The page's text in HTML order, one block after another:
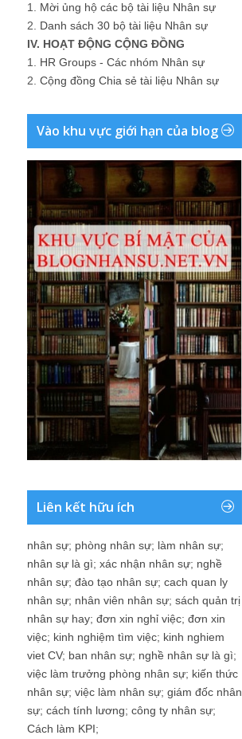
1. Mời ủng hộ các bộ tài liệu Nhân sự
2. Danh sách 30 bộ tài liệu Nhân sự
IV. HOẠT ĐỘNG CỘNG ĐỒNG
1. HR Groups - Các nhóm Nhân sự
2. Cộng đồng Chia sẻ tài liệu Nhân sự
Vào khu vực giới hạn của blog
Liên kết hữu ích
nhân sự; phòng nhân sự; làm nhân sự;
nhân sự là gì; xác nhận nhân sự; nghề
nhân sự; đào tạo nhân sự; cach quan ly
nhân sự; nhân viên nhân sự; sách quản trị
nhân sự hay; đơn xin nghỉ việc; đơn xin
việc; kinh nghiệm tìm việc; kinh nghiem
viet CV; ban nhân sự; nghề nhân sự là gì;
việc làm trưởng phòng nhân sự; kiến thức
nhân sự; việc làm nhân sự; giám đốc nhân
sự; cách tính lương; công ty nhân sự;
Cách làm KPI;